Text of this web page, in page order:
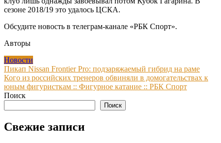
сезоне 2018/19 это удалось ЦСКА.
Обсудите новость в телеграм-канале «РБК Спорт».
Авторы
Новости
Навигация
по
записям
Пикап Nissan Frontier Pro: подзаряжаемый гибрид на раме
Кого из российских тренеров обвиняли в домогательствах к
юным фигуристкам :: Фигурное катание :: РБК Спорт
Поиск
Поиск
Свежие записи